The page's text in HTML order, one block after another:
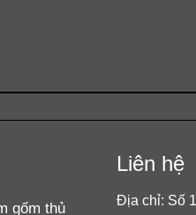
gốm thủ
Liên hệ
Địa chỉ: Số